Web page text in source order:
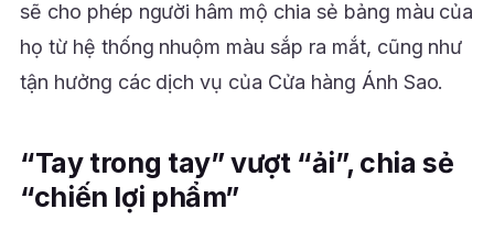
sẽ cho phép người hâm mộ chia sẻ bảng màu của
họ từ hệ thống nhuộm màu sắp ra mắt, cũng như
tận hưởng các dịch vụ của Cửa hàng Ánh Sao.
“Tay trong tay” vượt “ải”, chia sẻ
“chiến lợi phẩm”